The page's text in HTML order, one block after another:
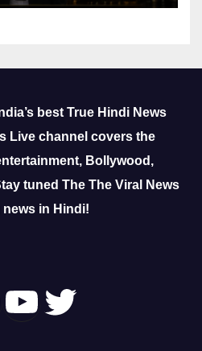
best True Hindi News
Live channel covers the
Bollywood,
tuned The The Viral News
news in Hindi!
YouTube
Twitter